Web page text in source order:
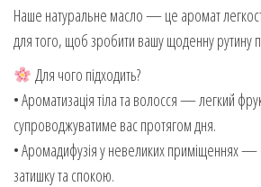
Наше натуральне масло — це аромат
для того, щоб зробити вашу щоденну рутину
Для чого підходить?
• Ароматизація тіла та волосся — легкий
супроводжуватиме вас протягом дня.
• Аромадифузія у невеликих приміщеннях —
затишку та спокою.